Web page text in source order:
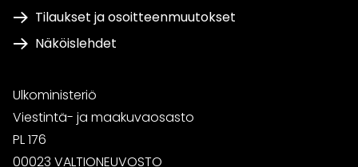
Tilaukset ja osoitteenmuutokset
Näköislehdet
Ulkoministeriö
Viestintä- ja maakuvaosasto
PL 176
00023 VALTIONEUVOSTO